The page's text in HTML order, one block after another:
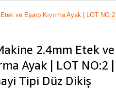
ve Eşarp Kıvırma Ayak | LOT
2.4mm Etek ve
Ayak | LOT NO:2
Tipi Düz Dikiş